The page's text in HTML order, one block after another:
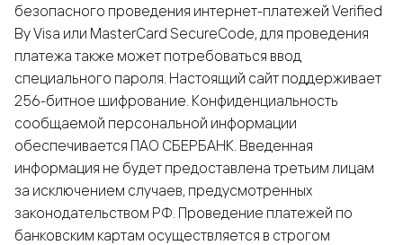
безопасного проведения интернет-платежей Verified
By Visa или MasterCard SecureCode, для проведения
платежа также может потребоваться ввод
специального пароля. Настоящий сайт поддерживает
256-битное шифрование. Конфиденциальность
сообщаемой персональной информации
обеспечивается ПАО СБЕРБАНК. Введенная
информация не будет предоставлена третьим лицам
за исключением случаев, предусмотренных
законодательством РФ. Проведение платежей по
банковским картам осуществляется в строгом